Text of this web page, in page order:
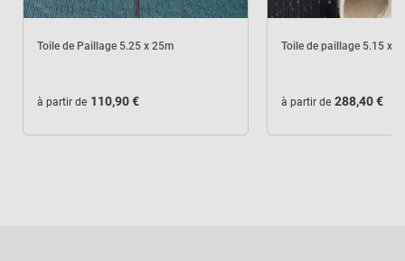
Toile de Paillage 5.25 x 25m
à partir de 110,90 €
Toile de paillage 5.15 x
à partir de 288,40 €